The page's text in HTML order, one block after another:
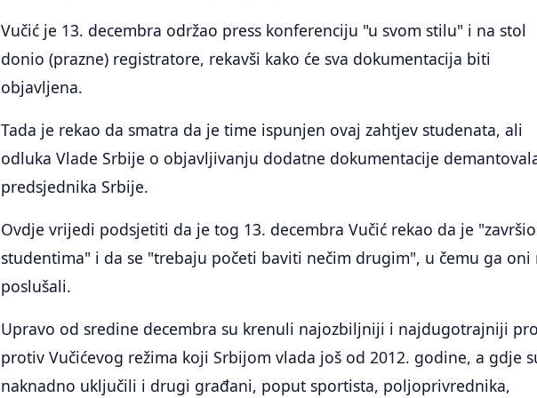
Vučić je 13. decembra održao press konferenciju "u svom stilu" i na stol
donio (prazne) registratore, rekavši kako će sva dokumentacija biti
objavljena.
Tada je rekao da smatra da je time ispunjen ovaj zahtjev studenata, ali
odluka Vlade Srbije o objavljivanju dodatne dokumentacije
predsjednika Srbije.
Ovdje vrijedi podsjetiti da je tog 13. decembra Vučić rekao da je
studentima" i da se "trebaju početi baviti nečim drugim", u čemu ga oni
poslušali.
Upravo od sredine decembra su krenuli najozbiljniji i najdugotrajniji
protiv Vučićevog režima koji Srbijom vlada još od 2012. godine, a gdje
naknadno uključili i drugi građani, poput sportista, poljoprivrednika,